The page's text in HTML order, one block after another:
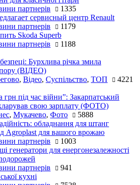
партнерів
1335
сервисный центр Renault
партнерів
1179
Skoda Superb
партнерів 1188
Бурхлива річка змила
(ВІДЕО)
, Відео, Суспільство, ТОП 4221
грн під час війни”: Закарпатський
свою зарплату (ФОТО)
, Мукачево, Фото
5888
обладнання для штанг
Agroplast для вашого врожаю
партнерів
1003
генератори для енергонезалежності
партнерів
941
кухні